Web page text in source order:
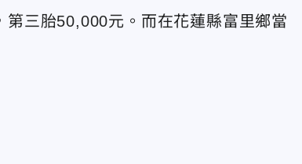
三胎50,000元。而在花蓮縣富里鄉當